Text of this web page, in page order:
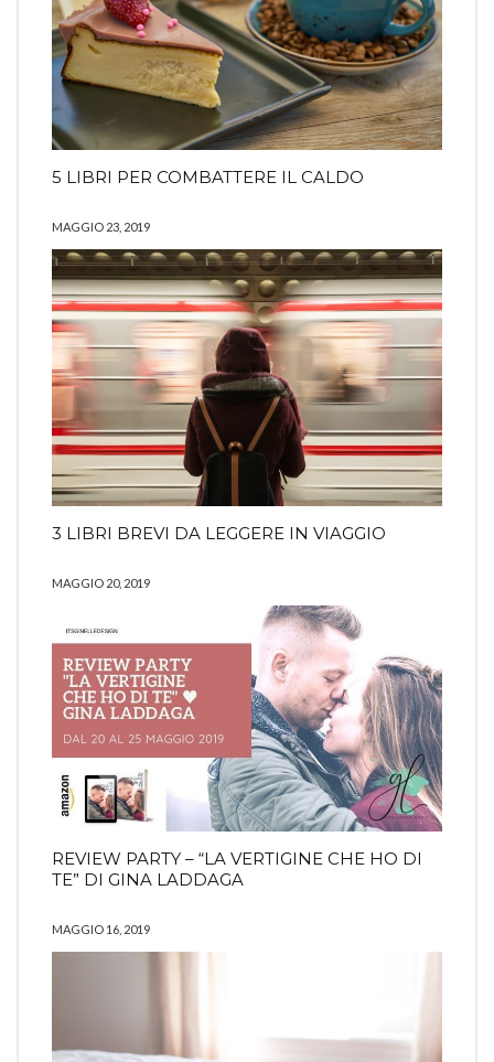
5 LIBRI PER COMBATTERE IL CALDO
MAGGIO 23, 2019
3 LIBRI BREVI DA LEGGERE IN VIAGGIO
MAGGIO 20, 2019
REVIEW PARTY – “LA VERTIGINE CHE HO DI
TE” DI GINA LADDAGA
MAGGIO 16, 2019